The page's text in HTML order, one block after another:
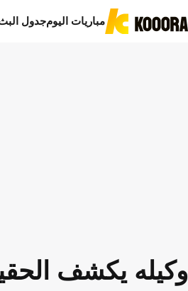
مباريات اليومجدول
وكيله يكشف